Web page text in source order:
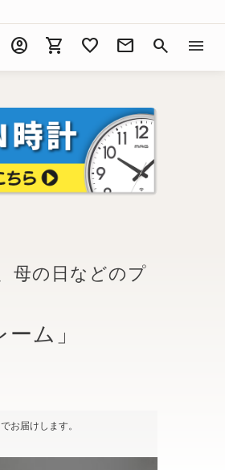
account_circle shopping_cart favorite mail search menu
母の日などのプ
ム」
でお届けします。